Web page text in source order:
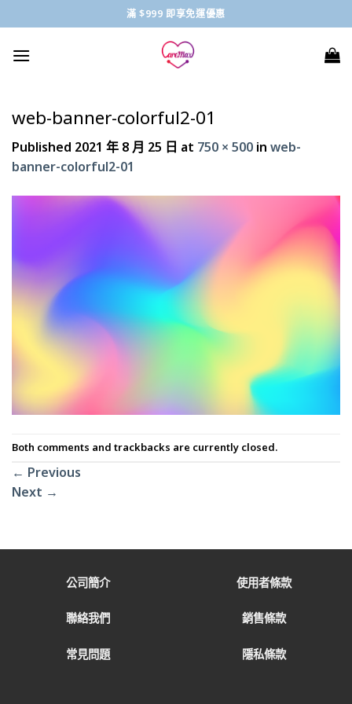
to
content
滿 $999 即享免運優惠
web-banner-colorful2-01
Published 2021 年 8 月 25 日 at 750 × 500 in web-
banner-colorful2-01
Both comments and trackbacks are currently closed.
← Previous
Next →
公司簡介
聯絡我們
常見問題
使用者條款
銷售條款
隱私條款